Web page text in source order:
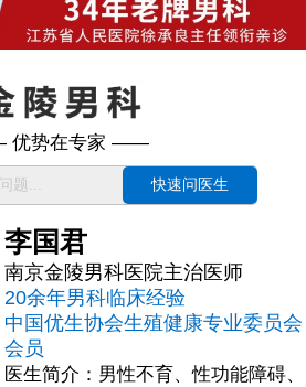
势在专家 ——
快速问医生
李国君
南京金陵男科医院主治医师
20余年男科临床经验
中国优生协会生殖健康专业委员会
会员
医生简介：男性不育、性功能障碍、